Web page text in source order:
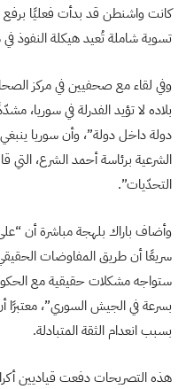
كانت واشنطن قد بدأت فعليًا
تسوية شاملة تُعيد هيكلة النفوذ
وفي لقاء مع صحفيين في مركز
بلاده لا تؤيد الفدرلة في
دولة داخل دولة”، وأن سوريا
الشرعية برئاسة أحمد الشرع، التي
التحدّيات”.
وأضاف باراك بلهجة مباشرة أن
سريعًا أن طريق المفاوضات
ستواجه مشكلات حقيقية مع
بسرعة في الجيش السوري”، معتبرًا
بسبب انعدام الثقة المتبادلة.
هذه التصريحات دفعت قياديين